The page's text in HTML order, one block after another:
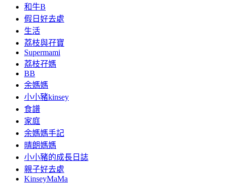
和牛B
假日好去處
生活
荔枝與孖寶
Supermami
荔枝孖媽
BB
余媽媽
小小豬kinsey
食譜
家庭
余媽媽手記
晴朗媽媽
小小豬的成長日誌
親子好去處
KinseyMaMa